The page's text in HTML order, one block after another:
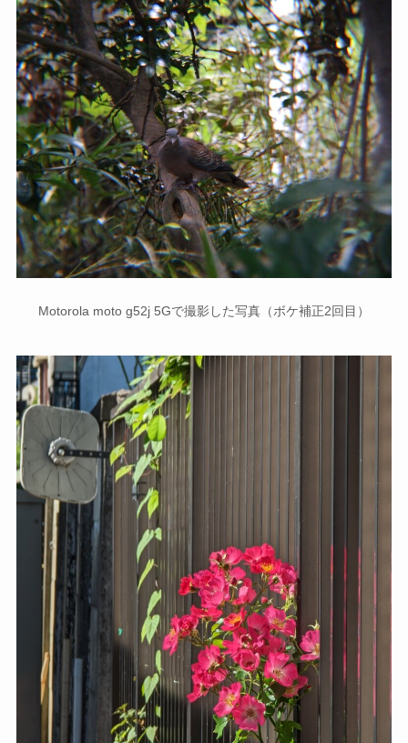
Motorola moto g52j 5Gで撮影した写真（ボケ補正2回目）